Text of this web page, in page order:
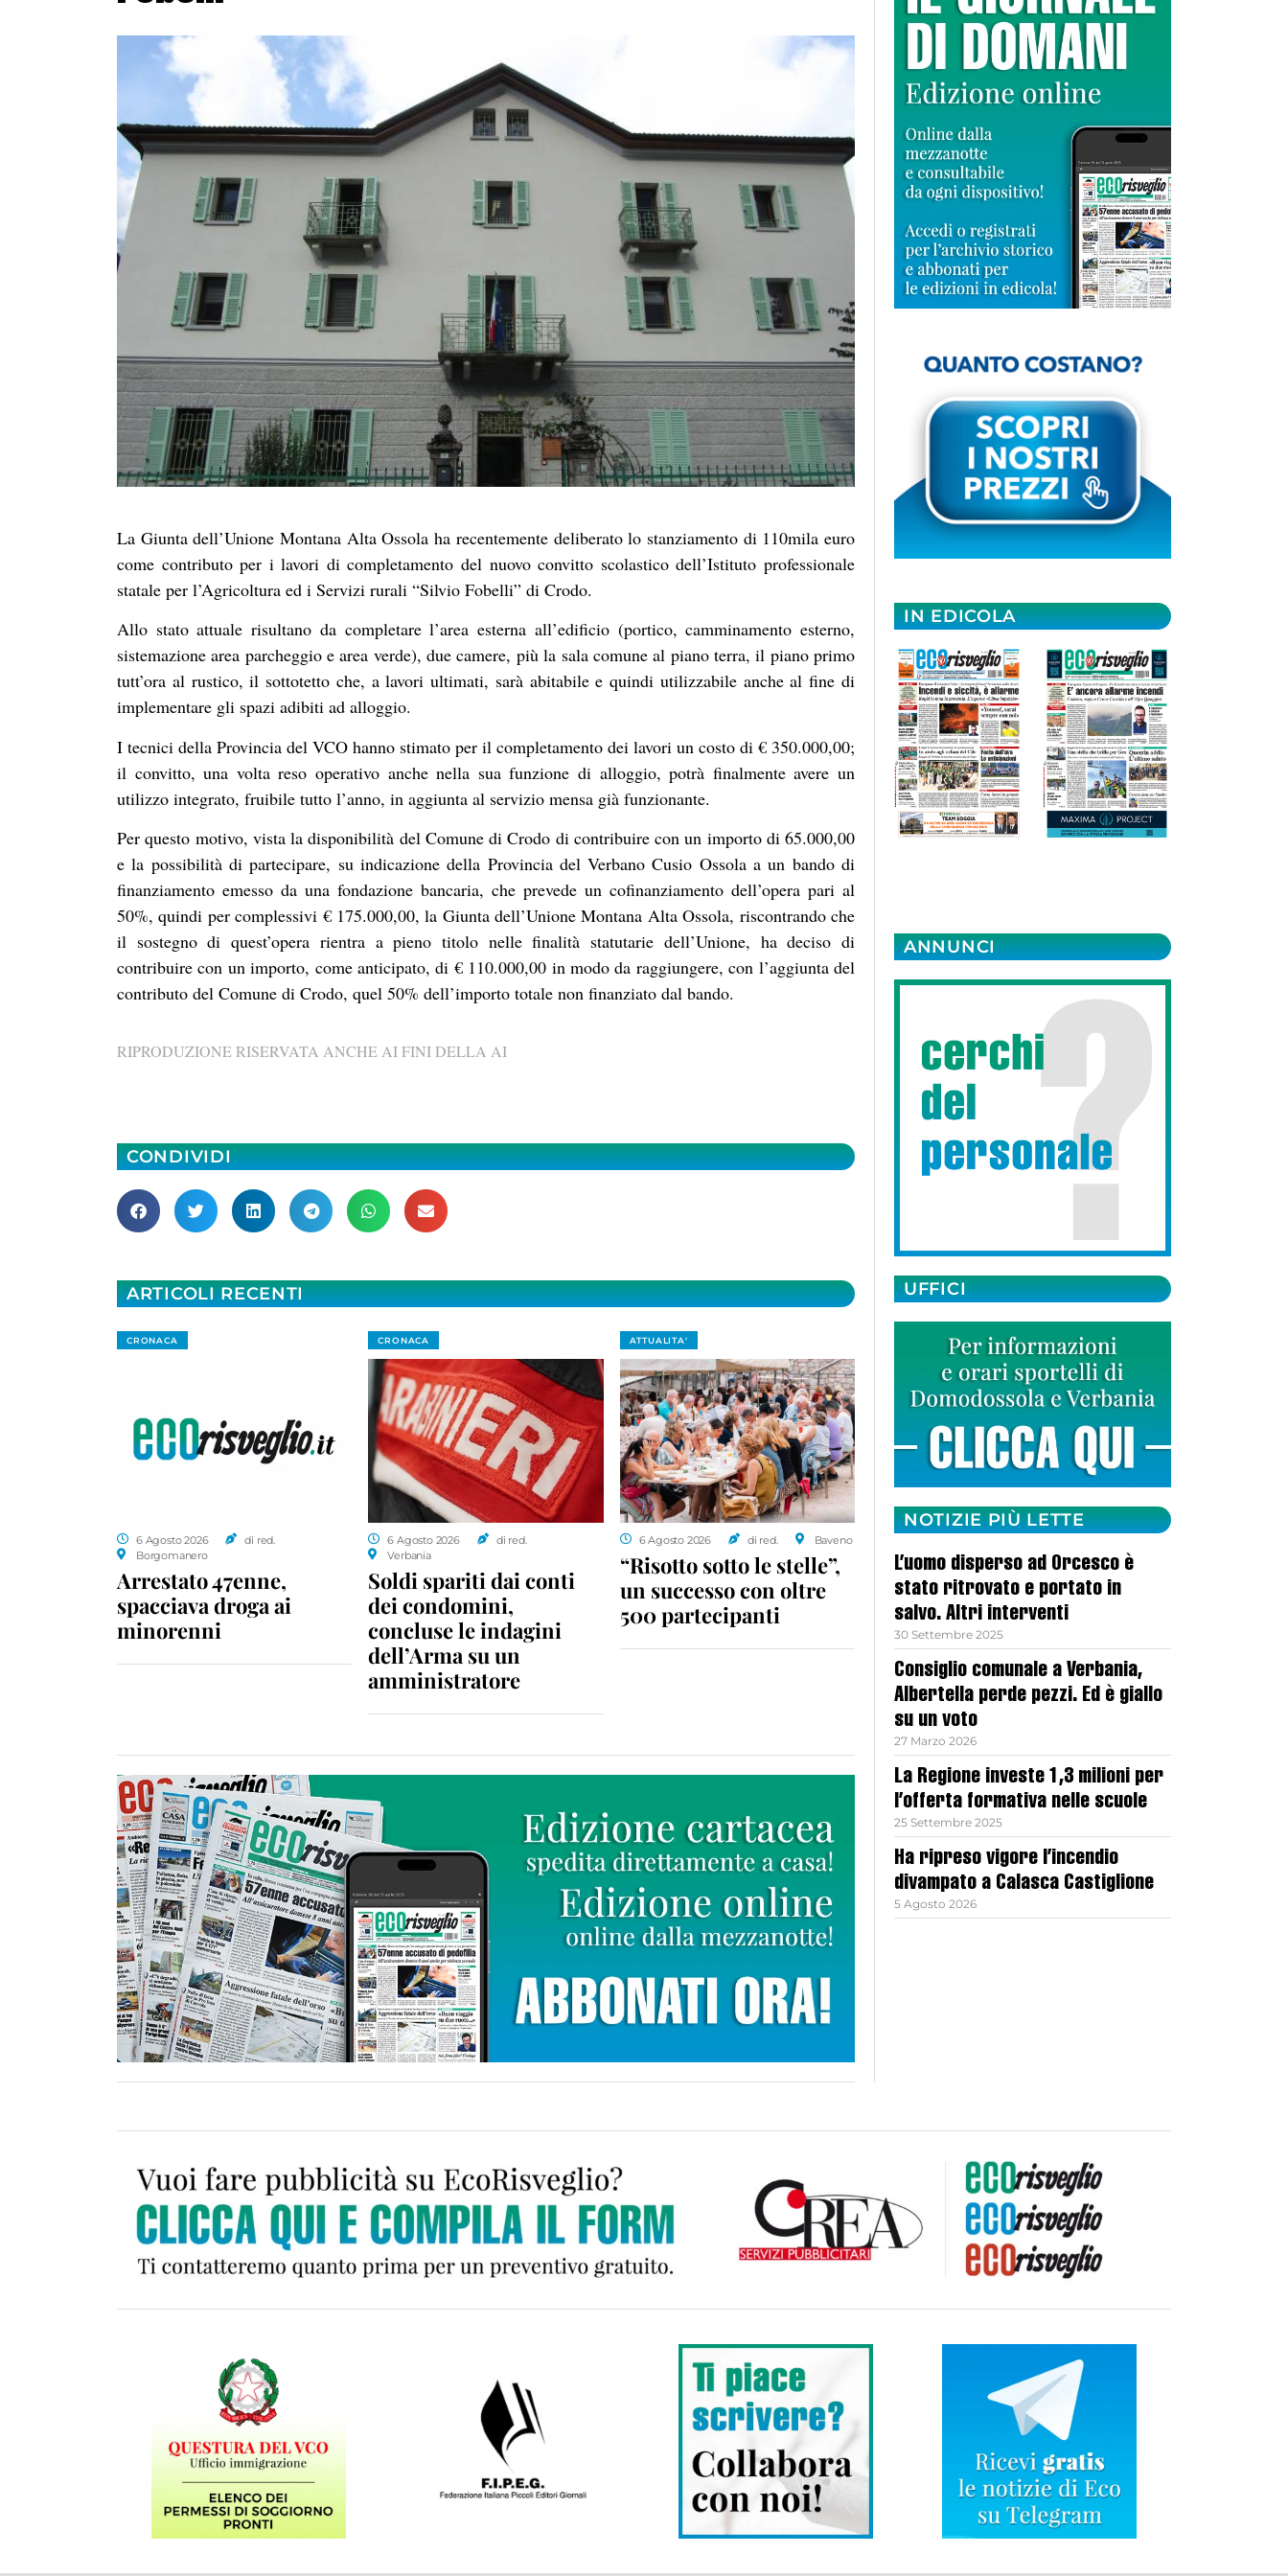
La Giunta dell’Unione Montana Alta Ossola ha recentemente deliberato lo stanziamento di 110mila euro
come contributo per i lavori di completamento del nuovo convitto scolastico dell’Istituto professionale
statale per l’Agricoltura ed i Servizi rurali “Silvio Fobelli” di Crodo.
Allo stato attuale risultano da completare l’area esterna all’edificio (portico, camminamento esterno,
sistemazione area parcheggio e area verde), due camere, più la sala comune al piano terra, il piano primo
tutt’ora al rustico, il sottotetto che, a lavori ultimati, sarà abitabile e quindi utilizzabile anche al fine di
implementare gli spazi adibiti ad alloggio.
I tecnici della Provincia del VCO hanno stimato per il completamento dei lavori un costo di € 350.000,00;
il convitto, una volta reso operativo anche nella sua funzione di alloggio, potrà finalmente avere un
utilizzo integrato, fruibile tutto l’anno, in aggiunta al servizio mensa già funzionante.
Per questo motivo, vista la disponibilità del Comune di Crodo di contribuire con un importo di 65.000,00
e la possibilità di partecipare, su indicazione della Provincia del Verbano Cusio Ossola a un bando di
finanziamento emesso da una fondazione bancaria, che prevede un cofinanziamento dell’opera pari al
50%, quindi per complessivi € 175.000,00, la Giunta dell’Unione Montana Alta Ossola, riscontrando che
il sostegno di quest’opera rientra a pieno titolo nelle finalità statutarie dell’Unione, ha deciso di
contribuire con un importo, come anticipato, di € 110.000,00 in modo da raggiungere, con l’aggiunta del
contributo del Comune di Crodo, quel 50% dell’importo totale non finanziato dal bando.
RIPRODUZIONE RISERVATA ANCHE AI FINI DELLA AI
CONDIVIDI
ARTICOLI RECENTI
CRONACA
6 Agosto 2026
di red.
Borgomanero
Arrestato 47enne,
spacciava droga ai
minorenni
CRONACA
6 Agosto 2026
di red.
Verbania
Soldi spariti dai conti
dei condomini,
concluse le indagini
dell’Arma su un
amministratore
ATTUALITA'
6 Agosto 2026 di red. Baveno
“Risotto sotto le stelle”,
un successo con oltre
500 partecipanti
IN EDICOLA
ANNUNCI
UFFICI
NOTIZIE PIÙ LETTE
L’uomo disperso ad Orcesco è
stato ritrovato e portato in
salvo. Altri interventi
30 Settembre 2025
Consiglio comunale a Verbania,
Albertella perde pezzi. Ed è giallo
su un voto
27 Marzo 2026
La Regione investe 1,3 milioni per
l’offerta formativa nelle scuole
25 Settembre 2025
Ha ripreso vigore l’incendio
divampato a Calasca Castiglione
5 Agosto 2026